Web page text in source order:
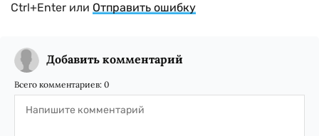
Ctrl+Enter или Отправить ошибку
Добавить комментарий
Всего комментариев: 0